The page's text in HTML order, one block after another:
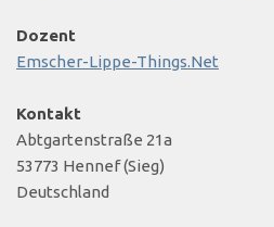
Dozent
Emscher-Lippe-Things.Net
Kontakt
Abtgartenstraße 21a
53773 Hennef (Sieg)
Deutschland